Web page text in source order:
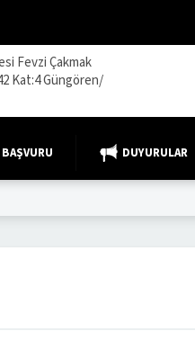
Fevzi Çakmak
Kat:4 Güngören/
DUYURULAR